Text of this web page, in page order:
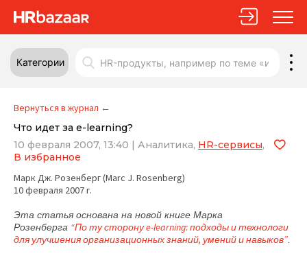
Категории
Вернуться в журнал ←
Что идет за e-learning?
10 февраля 2007, 13:40 | Аналитика, HR-сервисы,
В избранное
Марк Дж. Розенберг (Marc J. Rosenberg)
10 февраля 2007 г.
Эта статья основана на новой книге Марка
Розенберга “По ту сторону e-learning: подходы и технологи
для улучшения организационных знаний, умений и навыков”